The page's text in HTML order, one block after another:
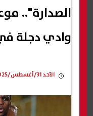
الصدارة"..
وادي دجلة
الأحد 31/أغسطس/2025 - 08:03 ص